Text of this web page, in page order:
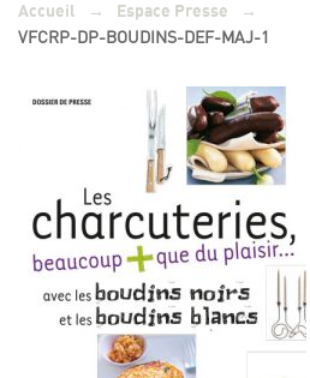
Accueil → Espace Presse
→
VFCRP-DP-BOUDINS-DEF-MAJ-1